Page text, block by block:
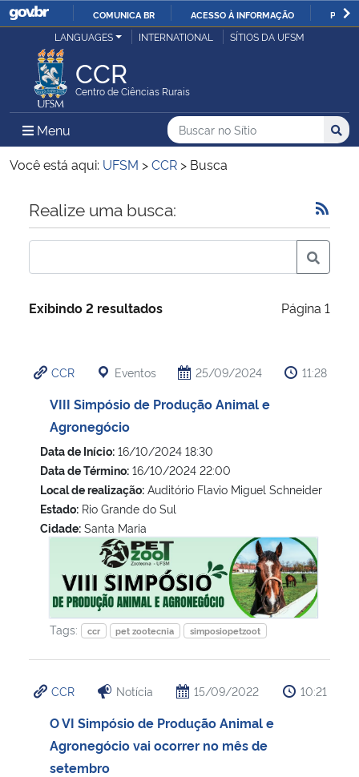
IR
COMUNICA BR ACESSO À INFORMAÇÃO
Ministério da Justiça e Segurança Pública
Ministério da Defesa
Ministério das Relações Exteriores
Ministério da Economia
Ministério da Infraestrutura
Ministério da Cidadania
Ministério de Minas e Energia
Ministério da Ciência, Tecnologia, Inovações e Comunicações
Ministério do Meio Ambiente
Ministério do Turismo
Ministério do Desenvolvimento Regional
Secretaria-Geral
LANGUAGES INTERNATIONAL SÍTIOS DA UFSM
CCR
Centro de Ciências Rurais
Menu Menu Principal do Sítio
Busca
Buscar no no Sítio
Busca:
Você está aqui: UFSM >CCR > Busca
Início do conteúdo
Realize uma busca:
Exibindo 2 resultados Página 1
CCR Eventos 25/09/2024 11:28
VIII Simpósio de Produção Animal e
Agronegócio
Data de Início: 16/10/2024 18:30
Data de Término: 16/10/2024 22:00
Local de realização: Auditório Flavio Miguel Schneider
Estado: Rio Grande do Sul
Cidade: Santa Maria
VIII Simpósio de Produção Animal e Agronegócio
Tags: ccr pet zootecnia simposiopetzoot
CCR Notícia 15/09/2022 10:21
O VI Simpósio de Produção Animal e
Agronegócio vai ocorrer no mês de
setembro